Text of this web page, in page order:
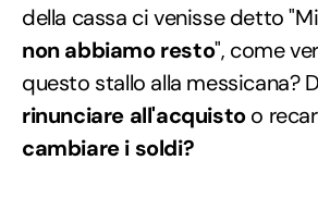
della cassa ci venisse detto
non abbiamo resto", come
questo stallo alla messicana?
rinunciare all'acquistoo
cambiare i soldi?